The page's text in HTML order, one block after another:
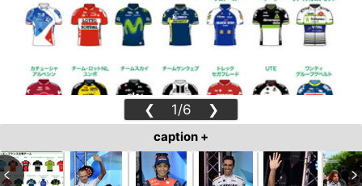
❮ 1/6 ❯
caption +